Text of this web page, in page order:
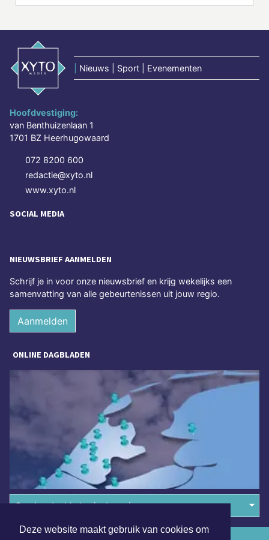
Deze website maakt gebruik van cookies om
Nieuws | Sport | Evenementen
Hoofdvestiging:
van Benthuizenlaan 1
1701 BZ Heerhugowaard
072 8200 600
redactie@xyto.nl
www.xyto.nl
SOCIAL MEDIA
NIEUWSBRIEF AANMELDEN
Schrijf je in voor onze nieuwsbrief en krijg wekelijks een
samenvatting van alle gebeurtenissen uit jouw regio.
Aanmelden
ONLINE DAGBLADEN
Overige dagbladen in de regio